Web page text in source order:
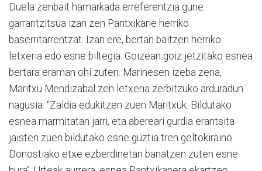
Duela zenbait hamarkada erreferentzia gune
garrantzitsua izan zen Pantxikane herriko
baserritarrentzat. Izan ere, bertan baitzen herriko
letxeria edo esne biltegia. Goizean goiz jetzitako esnea
bertara eraman ohi zuten. Marinesen izeba zena,
Maritxu Mendizabal zen letxeria zerbitzuko arduradun
nagusia: “Zaldia edukitzen zuen Maritxuk. Bildutako
esnea marmitatan jarri, eta abereari gurdia erantsita
jaisten zuen bildutako esne guztia tren geltokiraino.
Donostiako etxe ezberdinetan banatzen zuten esne